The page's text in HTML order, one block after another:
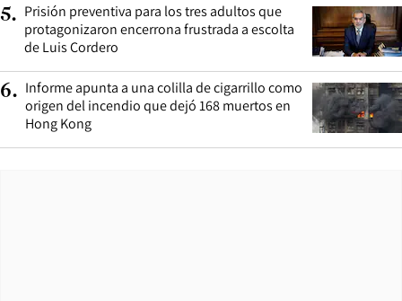
5. Prisión preventiva para los tres adultos que
protagonizaron encerrona frustrada a escolta
de Luis Cordero
6. Informe apunta a una colilla de cigarrillo como
origen del incendio que dejó 168 muertos en
Hong Kong